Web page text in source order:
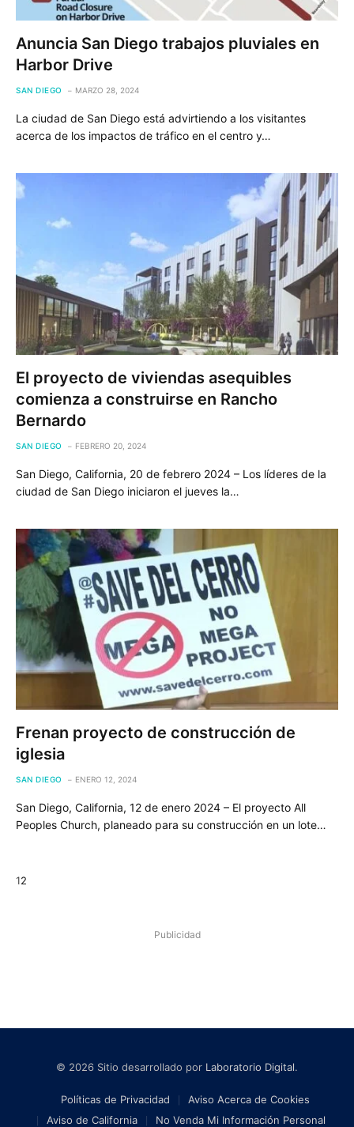
Anuncia San Diego trabajos pluviales en
Harbor Drive
SAN DIEGO MARZO 28, 2024
La ciudad de San Diego está advirtiendo a los visitantes
acerca de los impactos de tráfico en el centro y…
El proyecto de viviendas asequibles
comienza a construirse en Rancho
Bernardo
SAN DIEGO FEBRERO 20, 2024
San Diego, California, 20 de febrero 2024 – Los líderes de la
ciudad de San Diego iniciaron el jueves la…
Frenan proyecto de construcción de
iglesia
SAN DIEGO ENERO 12, 2024
San Diego, California, 12 de enero 2024 – El proyecto All
Peoples Church, planeado para su construcción en un lote…
12
Publicidad
© 2026 Sitio desarrollado por Laboratorio Digital.
Políticas de Privacidad
Aviso Acerca de Cookies
Aviso de California
No Venda Mi Información Personal